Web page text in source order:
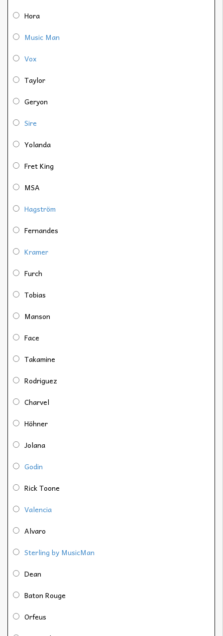
Hora
Music Man
Vox
Taylor
Geryon
Sire
Yolanda
Fret King
MSA
Hagström
Fernandes
Kramer
Furch
Tobias
Manson
Face
Takamine
Rodriguez
Charvel
Höhner
Jolana
Godin
Rick Toone
Valencia
Alvaro
Sterling by MusicMan
Dean
Baton Rouge
Orfeus